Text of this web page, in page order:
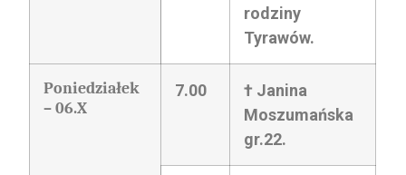
rodziny
Tyrawów.
Poniedziałek
– 06.X
7.00
† Janina
Moszumańska
gr.22.